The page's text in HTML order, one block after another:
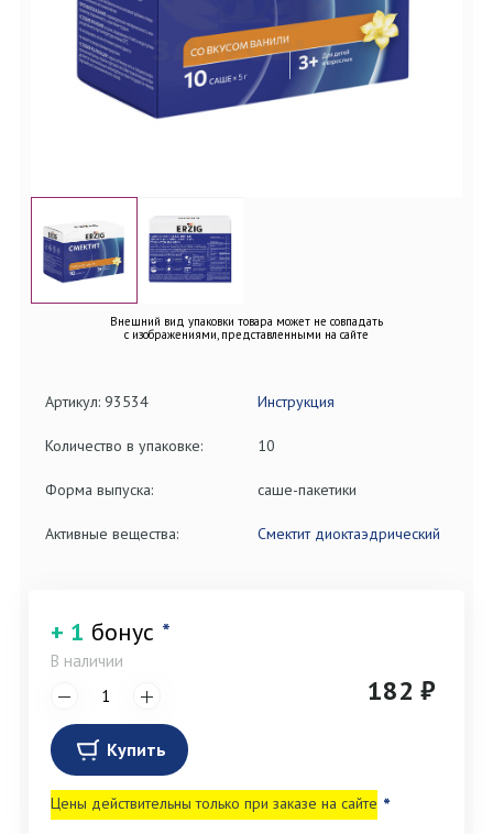
Внешний вид упаковки товара может не совпадать
с изображениями, представленными на сайте
Артикул: 93534 Инструкция
Количество в упаковке: 10
Форма выпуска: саше-пакетики
Активные вещества: Смектит диоктаэдрический
+ 1 бонус *
В наличии
182 ₽
Купить
Цены действительны только при заказе на сайте *